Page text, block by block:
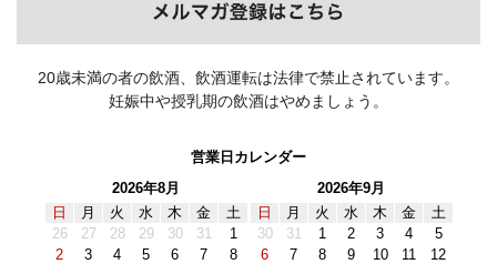
20歳未満の者の飲酒、飲酒運転は法律で禁止されています。
妊娠中や授乳期の飲酒はやめましょう。
営業日カレンダー
2026年8月
日
月 火 水 木 金
土
26
27 28 29 30 31
1
2
3 4 5 6 7
8
2026年9月
日
月 火 水 木 金
土
30
31 1 2 3 4
5
6
7 8 9 10 11
12